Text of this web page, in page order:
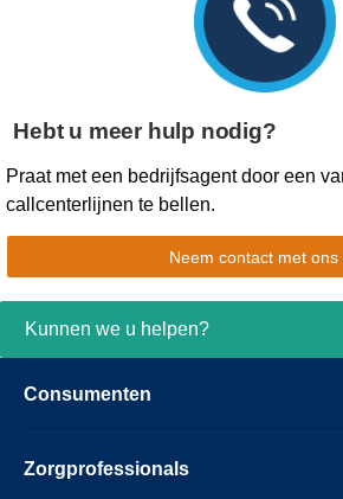
Hebt u meer hulp nodig?
Praat met een bedrijfsagent door een
callcenterlijnen te bellen.
Neem contact met ons
Kunnen we u helpen?
Consumenten
Zorgprofessionals